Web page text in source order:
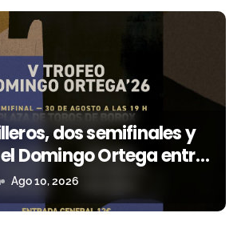
dos semifinales y
Domingo Ortega entra
decisiva
Ago 10, 2026